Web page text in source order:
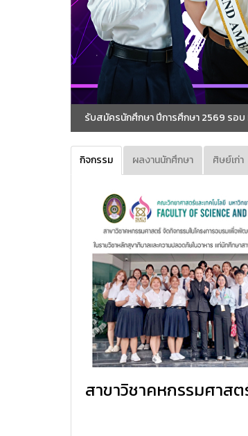
รับสมัครนักศึกษา ปีการศึกษา 2569 รอบ Portfolio
กิจกรรม ผลงานนักศึกษา ศิษย์เก่า
สาขาวิชาคหกรรมศาสต